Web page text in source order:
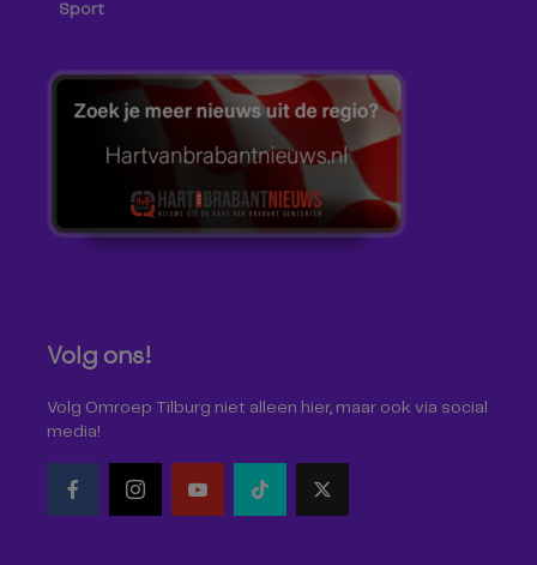
Sport
Volg ons!
Volg Omroep Tilburg niet alleen hier, maar ook via social
media!